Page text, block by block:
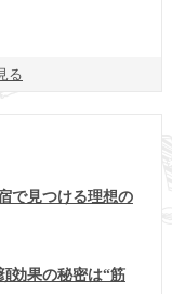
る
で見つける理想の
効果の秘密は“筋